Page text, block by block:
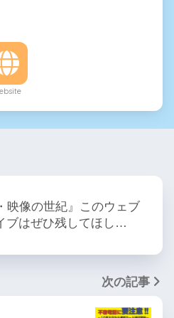
映像の世紀』このウェブ
ブはぜひ残してほし…
次の記事